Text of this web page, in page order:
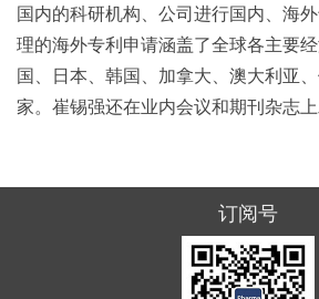
国内的科研机构、公司进行国内、海
理的海外专利申请涵盖了全球各主要
国、日本、韩国、加拿大、澳大利亚
家。崔锡强还在业内会议和期刊杂志上
订阅号